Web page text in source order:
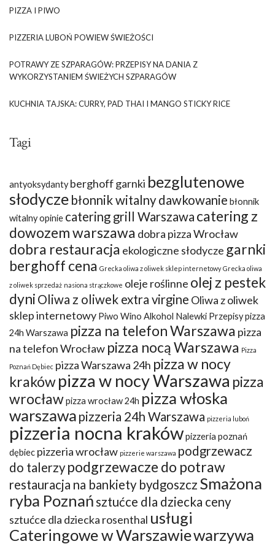
PIZZA I PIWO
PIZZERIA LUBOŃ POWIEW ŚWIEŻOŚCI
POTRAWY ZE SZPARAGÓW: PRZEPISY NA DANIA Z
WYKORZYSTANIEM ŚWIEŻYCH SZPARAGÓW
KUCHNIA TAJSKA: CURRY, PAD THAI I MANGO STICKY RICE
Tagi
antyoksydanty berghoff garnki bezglutenowe
słodycze błonnik witalny dawkowanie błonnik
witalny opinie catering grill Warszawa catering z
dowozem warszawa dobra pizza Wrocław
dobra restauracja ekologiczne słodycze garnki
berghoff cena Grecka oliwa z oliwek sklep internetowy Grecka oliwa
z oliwek sprzedaż nasiona strączkowe oleje roślinne olej z pestek
dyni Oliwa z oliwek extra virgine Oliwa z oliwek
sklep internetowy Piwo Wino Alkohol Nalewki Przepisypizza
24h Warszawa pizza na telefon Warszawa pizza
na telefon Wrocław pizza nocą Warszawa Pizza
Poznań Dębiec pizza Warszawa 24h pizza w nocy
krakówpizza w nocy Warszawa pizza
wrocławpizza wrocław 24h pizza włoska
warszawa pizzeria 24h Warszawa pizzeria luboń
pizzeria nocna krakówpizzeria poznań
dębiec pizzeria wrocław pizzerie warszawa podgrzewacz
do talerzy podgrzewacze do potraw
restauracja na bankiety bydgoszcz Smażona
ryba Poznań sztućce dla dziecka ceny
sztućce dla dziecka rosenthal usługi
Cateringowe w Warszawiewarzywa